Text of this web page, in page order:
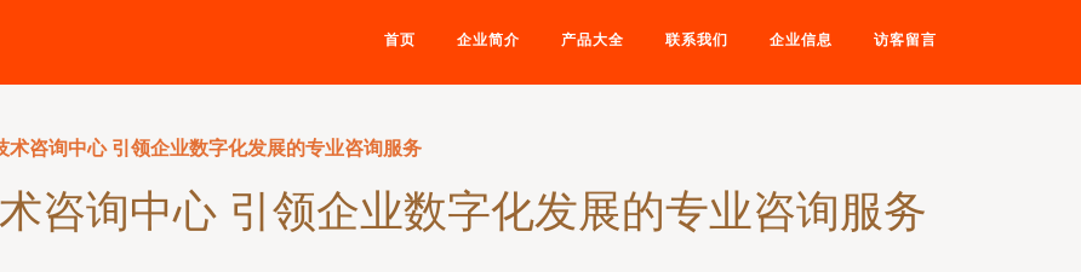
首页 企业简介 产品大全 联系我们 企业信息 访客留言
术咨询中心 引领企业数字化发展的专业咨询服务
咨询中心 引领企业数字化发展的专业咨询服务